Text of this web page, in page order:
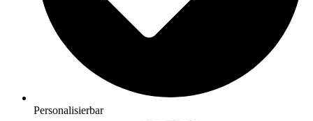
Personalisierbar